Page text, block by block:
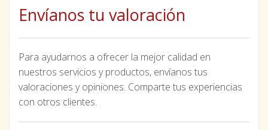
Envíanos tu valoración
Para ayudarnos a ofrecer la mejor calidad en
nuestros servicios y productos, envíanos tus
valoraciones y opiniones. Comparte tus experiencias
con otros clientes.